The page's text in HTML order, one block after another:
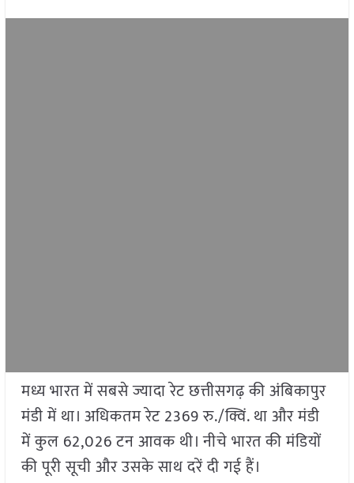
​​मध्य भारत में सबसे ज्यादा रेट छत्तीसगढ़ की अंबिकापुर
मंडी में था। अधिकतम रेट 2369 रु./क्विं. था और मंडी
में कुल 62,026 टन आवक थी। नीचे भारत की मंडियों
की पूरी सूची और उसके साथ दरें दी गई हैं।